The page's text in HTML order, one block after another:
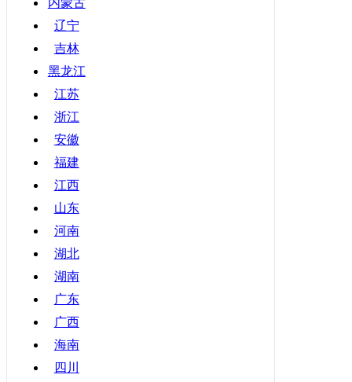
辽宁
吉林
黑龙江
江苏
浙江
安徽
福建
江西
山东
河南
湖北
湖南
广东
广西
海南
四川